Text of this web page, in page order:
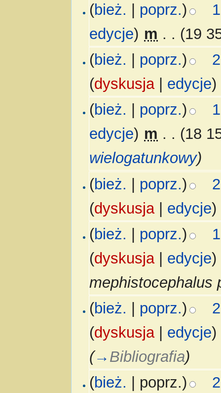
(bież. poprz.)
edycje) m . . (19
(bież. poprz.)
(dyskusja| edycje)
(bież. poprz.)
edycje) m . . (18
wielogatunkowy)
(bież. | poprz.)
(dyskusja| edycje)
(bież. poprz.)
(dyskusja| edycje)
mephistocephalus
(bież. poprz.)
(dyskusja| edycje)
(→ Bibliografia)
(bież. | poprz.)